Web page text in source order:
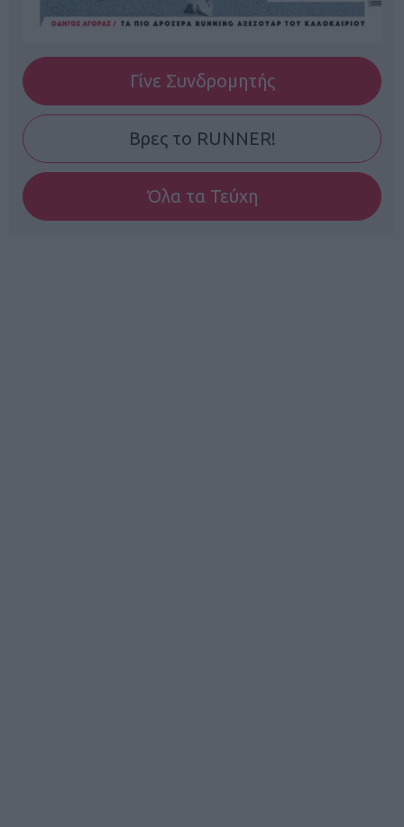
Γίνε Συνδρομητής
Βρες το RUNNER!
Όλα τα Τεύχη